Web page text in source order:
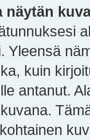
näytän
Yleensä
kuin
antanut.